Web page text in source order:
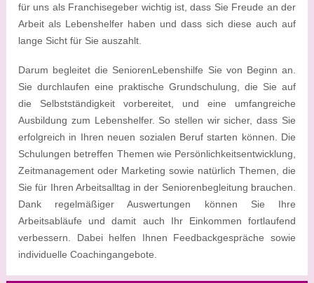
für uns als Franchisegeber wichtig ist, dass Sie Freude an der
Arbeit als Lebenshelfer haben und dass sich diese auch auf
lange Sicht für Sie auszahlt.
Darum begleitet die SeniorenLebenshilfe Sie von Beginn an.
Sie durchlaufen eine praktische Grundschulung, die Sie auf
die Selbstständigkeit vorbereitet, und eine umfangreiche
Ausbildung zum Lebenshelfer. So stellen wir sicher, dass Sie
erfolgreich in Ihren neuen sozialen Beruf starten können. Die
Schulungen betreffen Themen wie Persönlichkeitsentwicklung,
Zeitmanagement oder Marketing sowie natürlich Themen, die
Sie für Ihren Arbeitsalltag in der Seniorenbegleitung brauchen.
Dank regelmäßiger Auswertungen können Sie Ihre
Arbeitsabläufe und damit auch Ihr Einkommen fortlaufend
verbessern. Dabei helfen Ihnen Feedbackgespräche sowie
individuelle Coachingangebote.